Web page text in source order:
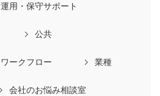
運用・保守サポート
公共
ワークフロー 業種
会社のお悩み相談室